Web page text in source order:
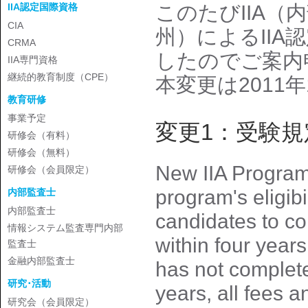
IIA認定国際資格
CIA
CRMA
IIA専門資格
継続的教育制度（CPE）
教育研修
事業予定
研修会（有料）
研修会（無料）
研修会（会員限定）
内部監査士
内部監査士
情報システム監査専門内部
監査士
金融内部監査士
研究･活動
研究会（会員限定）
このたびIIA（
州）によるIIA
したのでご案
本変更は2011
変更1：受験
New IIA
program's
candidates to
within four
has not
years, all fees